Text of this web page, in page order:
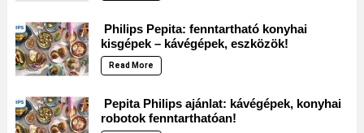
Philips Pepita: fenntartható konyhai
kisgépek – kávégépek, eszközök!
Read More
Pepita Philips ajánlat: kávégépek, konyhai
robotok fenntarthatóan!